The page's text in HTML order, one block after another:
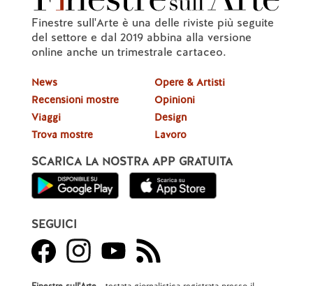
Finestre sull'Arte è una delle riviste più seguite
del settore e dal 2019 abbina alla versione
online anche un trimestrale cartaceo.
News
Recensioni mostre
Viaggi
Trova mostre
Opere & Artisti
Opinioni
Design
Lavoro
SCARICA LA NOSTRA APP GRATUITA
SEGUICI